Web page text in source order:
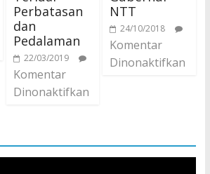
Perbatasan
dan
Pedalaman
22/03/2019
Komentar
Dinonaktifkan
NTT
24/10/2018
Komentar
Dinonaktifkan